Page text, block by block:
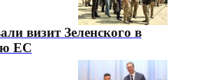
визит Зеленского в
ЕС